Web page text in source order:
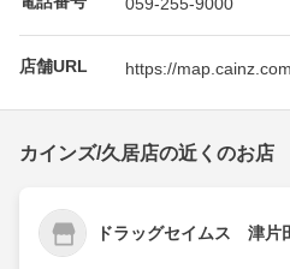
店舗URL https://
カインズ/久居店の近くのお店
ドラッグセイムス 津片